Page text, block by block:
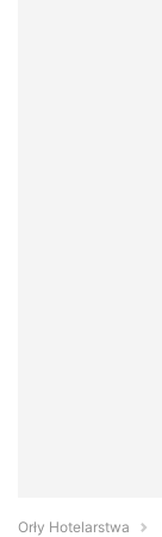
Orły Hotelarstwa